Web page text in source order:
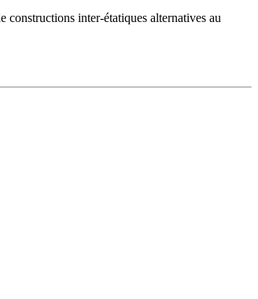
constructions inter-étatiques alternatives au